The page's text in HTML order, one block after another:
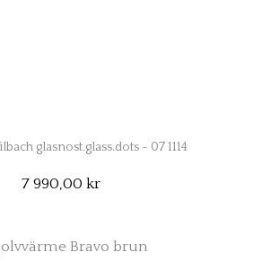
glasnost.glass.dots - 07 1114
7 990,00 kr